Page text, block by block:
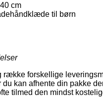
cm
til børn
forskellige
kan afhente din pakke
tilmed den mindst